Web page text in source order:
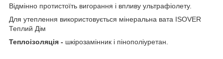
Відмінно протистоїть вигорання і впливу ультрафіолету.
Для утеплення використовується мінеральна вата ISOVER
Теплий Дім
Теплоізоляція - шкірозамінник і пінополіуретан.